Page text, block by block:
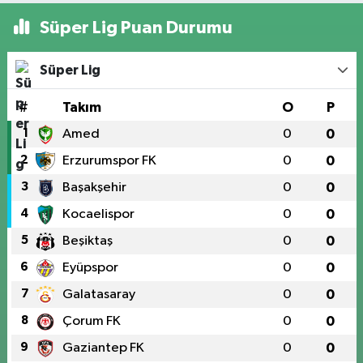
Süper Lig Puan Durumu
Süper Lig
# Takım O P
1 Amed 0 0
2 Erzurumspor FK 0 0
3 Başakşehir 0 0
4 Kocaelispor 0 0
5 Beşiktaş 0 0
6 Eyüpspor 0 0
7 Galatasaray 0 0
8 Çorum FK 0 0
9 Gaziantep FK 0 0